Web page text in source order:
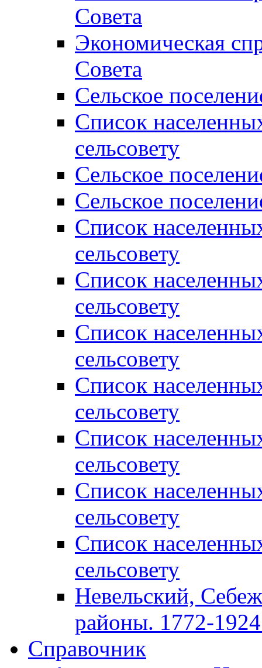
Совета
Экономическая
Совета
Сельское
Список
сельсовету
Сельское
Сельское
Список
сельсовету
Список
сельсовету
Список
сельсовету
Список
сельсовету
Список
сельсовету
Список
сельсовету
Список
сельсовету
Невельский,
районы. 1772-1924
Справочник